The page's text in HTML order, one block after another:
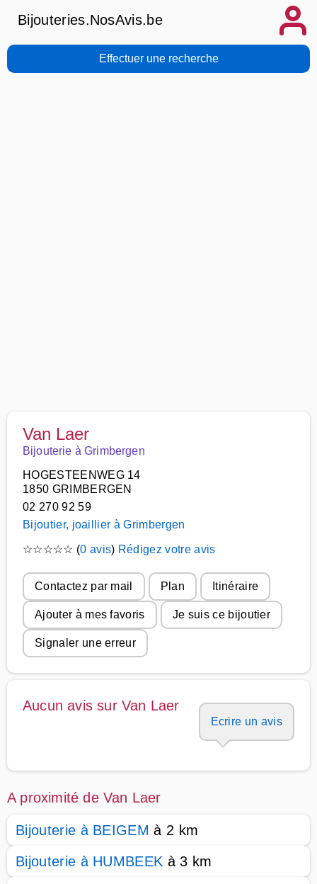
Bijouteries.NosAvis.be
Effectuer une recherche
Van Laer
Bijouterie à Grimbergen
HOGESTEENWEG 14
1850 GRIMBERGEN
02 270 92 59
Bijoutier, joaillier à Grimbergen
☆☆☆☆☆ (0 avis) Rédigez votre avis
Contactez par mail Plan Itinéraire
Ajouter à mes favoris Je suis ce bijoutier
Signaler une erreur
Aucun avis sur Van Laer
Ecrire un avis
A proximité de Van Laer
Bijouterie à BEIGEM à 2 km
Bijouterie à HUMBEEK à 3 km